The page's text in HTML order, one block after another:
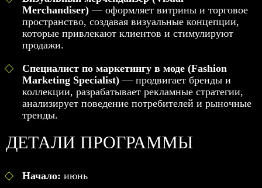
Merchandiser) — оформляет витрины и торговое
пространство, создавая визуальные концепции,
которые привлекают клиентов и стимулируют
продажи.
Специалист по маркетингу в моде (Fashion
Marketing Specialist) — продвигает бренды и
коллекции, разрабатывает рекламные стратегии,
анализирует поведение потребителей и рыночные
тренды.
ДЕТАЛИ ПРОГРАММЫ
Начало: июнь